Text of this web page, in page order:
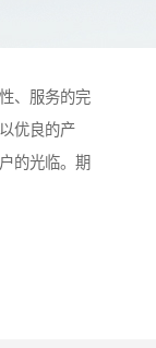
、服务的完
优良的产
的光临。期